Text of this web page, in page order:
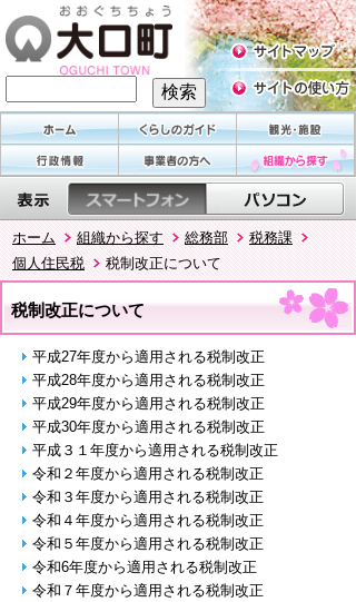
ホーム 組織から探す 総務部
税務課
個人住民税
税制改正について
税制改正について
平成27年度から適用される税制改正
平成28年度から適用される税制改正
平成29年度から適用される税制改正
平成30年度から適用される税制改正
平成３１年度から適用される税制改正
令和２年度から適用される税制改正
令和３年度から適用される税制改正
令和４年度から適用される税制改正
令和５年度から適用される税制改正
令和6年度から適用される税制改正
令和７年度から適用される税制改正